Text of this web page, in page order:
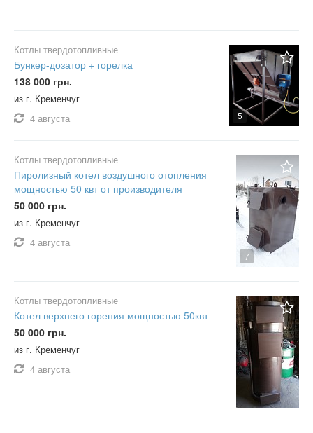
5
Котлы твердотопливные
Бункер-дозатор + горелка
138 000 грн.
из г. Кременчуг
4 августа
7
Котлы твердотопливные
Пиролизный котел воздушного отопления
мощностью 50 квт от производителя
50 000 грн.
из г. Кременчуг
4 августа
Котлы твердотопливные
Котел верхнего горения мощностью 50квт
50 000 грн.
из г. Кременчуг
4 августа